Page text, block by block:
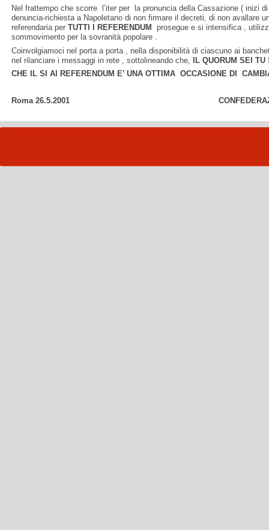
Nel frattempo che scorre l’iter per la pronuncia della Cassazione ( inizi
denuncia-richiesta a Napoletano di non firmare il decreti, di non avallare
referendaria per TUTTI I REFERENDUM
prosegue e si intensifica ,
sommovimento per la sovranità popolare .
Coinvolgiamoci nel porta a porta , nella disponibilità di ciascuno ai
nel rilanciare i messaggi in rete , sottolineando che, IL QUORUM SEI TU
CHE IL SI AI REFERENDUM E’ UNA OTTIMA OCCASIONE DI
Roma 26.5.2001